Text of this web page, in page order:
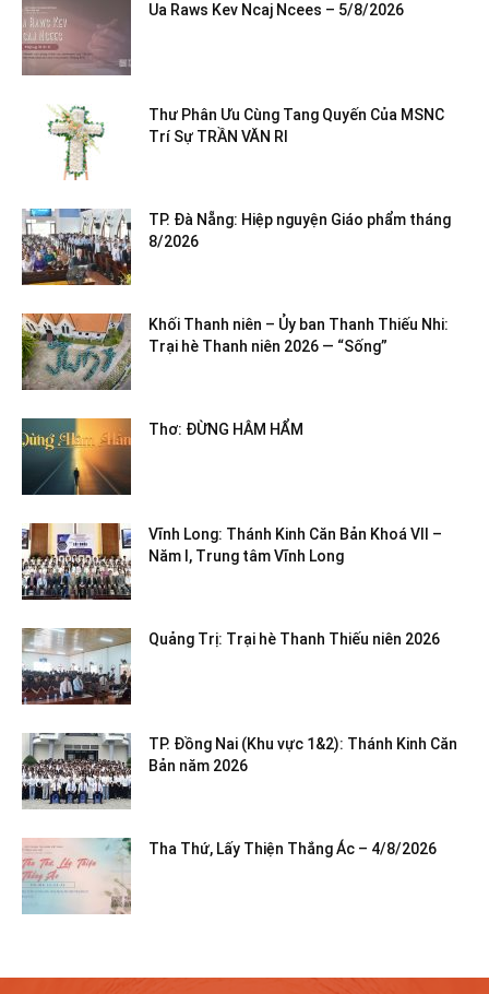
Ua Raws Kev Ncaj Ncees – 5/8/2026
Thư Phân Ưu Cùng Tang Quyến Của MSNC
Trí Sự TRẦN VĂN RI
TP. Đà Nẵng: Hiệp nguyện Giáo phẩm tháng
8/2026
Khối Thanh niên – Ủy ban Thanh Thiếu Nhi:
Trại hè Thanh niên 2026 — “Sống”
Thơ: ĐỪNG HÂM HẨM
Vĩnh Long: Thánh Kinh Căn Bản Khoá VII –
Năm I, Trung tâm Vĩnh Long
Quảng Trị: Trại hè Thanh Thiếu niên 2026
TP. Đồng Nai (Khu vực 1&2): Thánh Kinh Căn
Bản năm 2026
Tha Thứ, Lấy Thiện Thắng Ác – 4/8/2026